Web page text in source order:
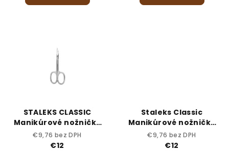
STALEKS CLASSIC
Manikúrové nožničky
pre deti 32-1
€9,76 bez DPH
€12
Staleks Classic
Manikúrové nožničky
na nechty SC-62/2
€9,76 bez DPH
€12